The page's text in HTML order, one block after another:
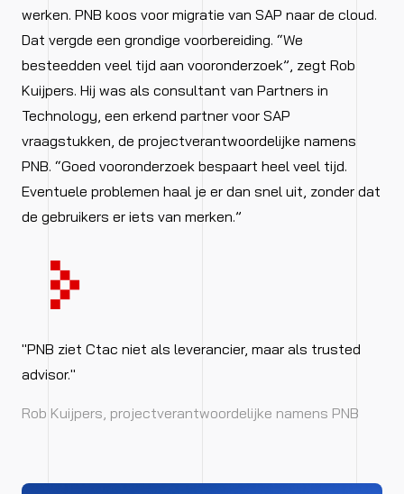
werken. PNB koos voor migratie van SAP naar de cloud.
Dat vergde een grondige voorbereiding. “We
besteedden veel tijd aan vooronderzoek”, zegt Rob
Kuijpers. Hij was als consultant van Partners in
Technology, een erkend partner voor SAP
vraagstukken, de projectverantwoordelijke namens
PNB. “Goed vooronderzoek bespaart heel veel tijd.
Eventuele problemen haal je er dan snel uit, zonder dat
de gebruikers er iets van merken.”
"PNB ziet Ctac niet als leverancier, maar als trusted
advisor."
Rob Kuijpers, projectverantwoordelijke namens PNB